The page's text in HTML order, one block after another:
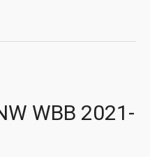
WBB 2021-